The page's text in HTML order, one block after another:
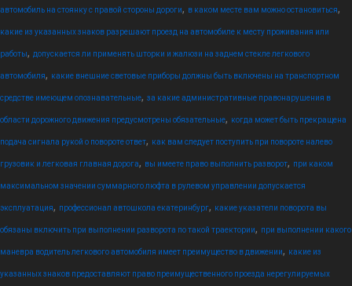
автомобиль на стоянку с правой стороны дороги, в каком месте вам можно остановиться,
какие из указанных знаков разрешают проезд на автомобиле к месту проживания или
работы, допускается ли применять шторки и жалюзи на заднем стекле легкового
автомобиля, какие внешние световые приборы должны быть включены на транспортном
средстве имеющем опознавательные, за какие административные правонарушения в
области дорожного движения предусмотрены обязательные, когда может быть прекращена
подача сигнала рукой о повороте ответ, как вам следует поступить при повороте налево
грузовик и легковая главная дорога, вы имеете право выполнить разворот, при каком
максимальном значении суммарного люфта в рулевом управлении допускается
эксплуатация, профессионал автошкола екатеринбург, какие указатели поворота вы
обязаны включить при выполнении разворота по такой траектории, при выполнении какого
маневра водитель легкового автомобиля имеет преимущество в движении, какие из
указанных знаков предоставляют право преимущественного проезда нерегулируемых